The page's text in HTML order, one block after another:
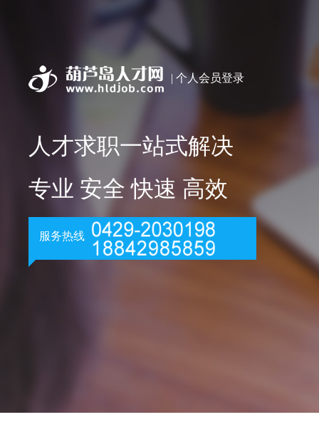
| 个人会员登录
人才求职一站式解决
专业 安全 快速 高效
服务热线